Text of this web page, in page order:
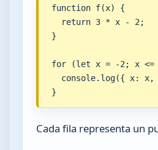
function f(x) {
  return 3 * x - 2;
}
for (let x = -2; x <=
console.log({ x: x,
}
Cada fila representa un